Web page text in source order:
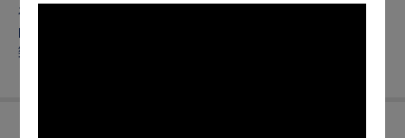
在東京的故事、The Worthless創團原因，並且分享這次演出
的繪本故事介紹，讓觀眾進場之後，能更開心地進入到繪本音
樂世界。